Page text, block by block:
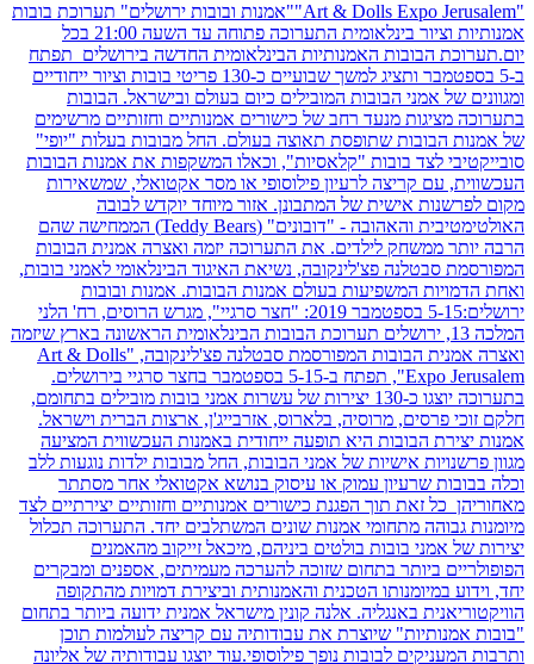
"Art & Dolls Expo Jerusalem""אמנות ובובות ירושלים" תערוכת בובות
אמנותיות וציור בינלאומית התערוכה פתוחה עד השעה 21:00 בכל
יום.תערוכת הבובות האמנותיות הבינלאומית החדשה בירושלים תפתח
ב-5 בספטמבר ותציג למשך שבועיים כ-130 פריטי בובות וציור ייחודיים
ומגוונים של אמני הבובות המובילים כיום בעולם ובישראל. הבובות
בתערוכה מציגות מנעד רחב של כישורים אמנותיים וחזותיים מרשימים
של אמנות הבובות שתופסת תאוצה בעולם. החל מבובות בעלות "יופי"
סובייקטיבי לצד בובות "קלאסיות", וכאלו המשקפות את אמנות הבובות
העכשווית, עם קריצה לרעיון פילוסופי או מסר אקטואלי, שמשאירות
מקום לפרשנות אישית של המתבונן. אזור מיוחד יוקדש לבובה
האולטימטיבית והאהובה - "דובונים" (Teddy Bears) הממחישה שהם
הרבה יותר ממשחק לילדים. את התערוכה יזמה ואצרה אמנית הבובות
המפורסמת סבטלנה פצ'לינקובה, נשיאת האיגוד הבינלאומי לאמני בובות,
ואחת הדמויות המשפיעות בעולם אמנות הבובות. אמנות ובובות
ירושלים:5-15 בספטמבר 2019: "חצר סרגיי", מגרש הרוסים, רח' הלני
המלכה 13, ירושלים תערוכת הבובות הבינלאומית הראשונה בארץ שיזמה
ואצרה אמנית הבובות המפורסמת סבטלנה פצ'לינקובה, "Art & Dolls
Expo Jerusalem", תפתח ב-5-15 בספטמבר בחצר סרגיי בירושלים.
בתערוכה יוצגו כ-130 יצירות של עשרות אמני בובות מובילים בתחומם,
חלקם זוכי פרסים, מרוסיה, בלארוס, אזרבייג'ן, ארצות הברית וישראל.
אמנות יצירת הבובות היא תופעה ייחודית באמנות העכשווית המציעה
מגוון פרשנויות אישיות של אמני הבובות, החל מבובות ילדות נוגעות ללב
וכלה בבובות שרעיון עמוק או עיסוק בנושא אקטואלי אחר מסתתר
מאחוריהן כל זאת תוך הפגנת כישורים אמנותיים וחזותיים יצירתיים לצד
מיומנות גבוהה מתחומי אמנות שונים המשתלבים יחד. התערוכה תכלול
יצירות של אמני בובות בולטים ביניהם, מיכאל זייקוב מהאמנים
הפופולריים ביותר בתחום שזוכה להערכה מעמיתים, אספנים ומבקרים
יחד, וידוע במיומנותו הטכנית והאמנותית וביצירת דמויות מהתקופה
הוויקטוריאנית באנגליה. אלנה קונין מישראל אמנית ידועה ביותר בתחום
"בובות אמנותיות" שיוצרת את עבודותיה עם קריצה לעולמות תוכן
ותרבות המעניקים לבובות נופך פילוסופי.עוד יוצגו עבודותיה של אליונה